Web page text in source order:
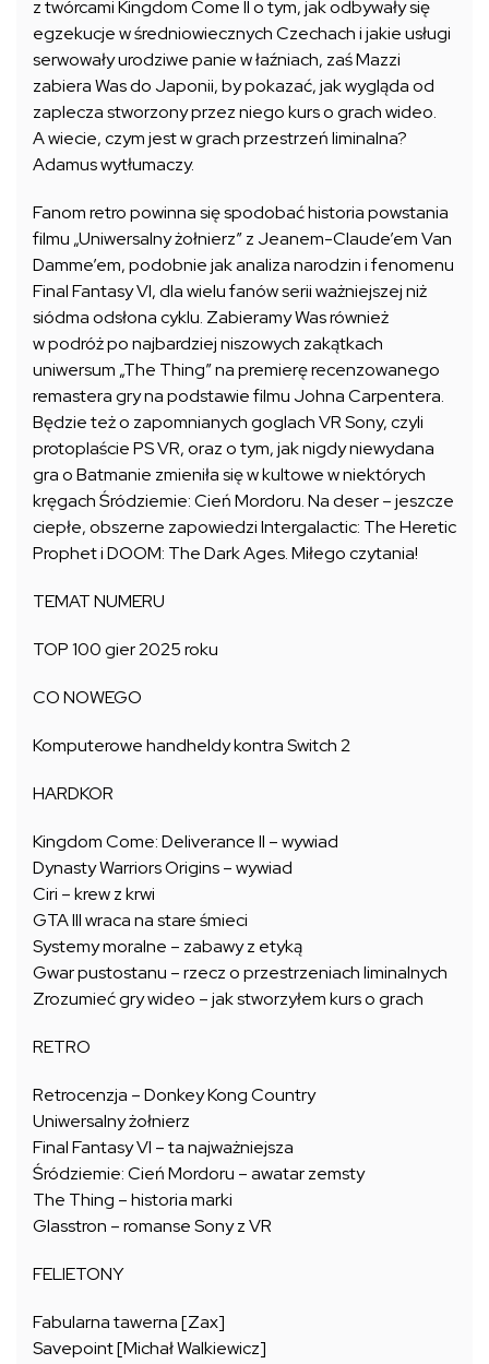
z twórcami Kingdom Come II o tym, jak odbywały się
egzekucje w średniowiecznych Czechach i jakie usługi
serwowały urodziwe panie w łaźniach, zaś Mazzi
zabiera Was do Japonii, by pokazać, jak wygląda od
zaplecza stworzony przez niego kurs o grach wideo.
A wiecie, czym jest w grach przestrzeń liminalna?
Adamus wytłumaczy.
Fanom retro powinna się spodobać historia powstania
filmu „Uniwersalny żołnierz” z Jeanem-Claude’em Van
Damme’em, podobnie jak analiza narodzin i fenomenu
Final Fantasy VI, dla wielu fanów serii ważniejszej niż
siódma odsłona cyklu. Zabieramy Was również
w podróż po najbardziej niszowych zakątkach
uniwersum „The Thing” na premierę recenzowanego
remastera gry na podstawie filmu Johna Carpentera.
Będzie też o zapomnianych goglach VR Sony, czyli
protoplaście PS VR, oraz o tym, jak nigdy niewydana
gra o Batmanie zmieniła się w kultowe w niektórych
kręgach Śródziemie: Cień Mordoru. Na deser – jeszcze
ciepłe, obszerne zapowiedzi Intergalactic: The Heretic
Prophet i DOOM: The Dark Ages. Miłego czytania!
TEMAT NUMERU
TOP 100 gier 2025 roku
CO NOWEGO
Komputerowe handheldy kontra Switch 2
HARDKOR
Kingdom Come: Deliverance II – wywiad
Dynasty Warriors Origins – wywiad
Ciri – krew z krwi
GTA III wraca na stare śmieci
Systemy moralne – zabawy z etyką
Gwar pustostanu – rzecz o przestrzeniach liminalnych
Zrozumieć gry wideo – jak stworzyłem kurs o grach
RETRO
Retrocenzja – Donkey Kong Country
Uniwersalny żołnierz
Final Fantasy VI – ta najważniejsza
Śródziemie: Cień Mordoru – awatar zemsty
The Thing – historia marki
Glasstron – romanse Sony z VR
FELIETONY
Fabularna tawerna [Zax]
Savepoint [Michał Walkiewicz]